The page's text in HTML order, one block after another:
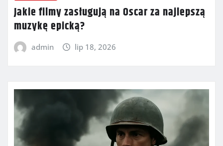
Jakie filmy zasługują na Oscar za najlepszą
muzykę epicką?
admin lip 18, 2026